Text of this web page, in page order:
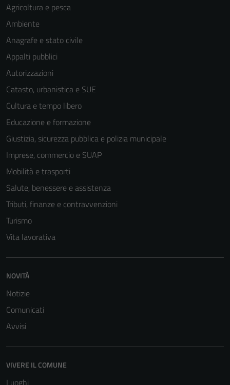
Agricoltura e pesca
Ambiente
Anagrafe e stato civile
Appalti pubblici
Autorizzazioni
Catasto, urbanistica e SUE
Cultura e tempo libero
Educazione e formazione
Giustizia, sicurezza pubblica e polizia municipale
Imprese, commercio e SUAP
Mobilità e trasporti
Salute, benessere e assistenza
Tributi, finanze e contravvenzioni
Turismo
Vita lavorativa
NOVITÀ
Notizie
Comunicati
Avvisi
VIVERE IL COMUNE
Luoghi
non raccolgono